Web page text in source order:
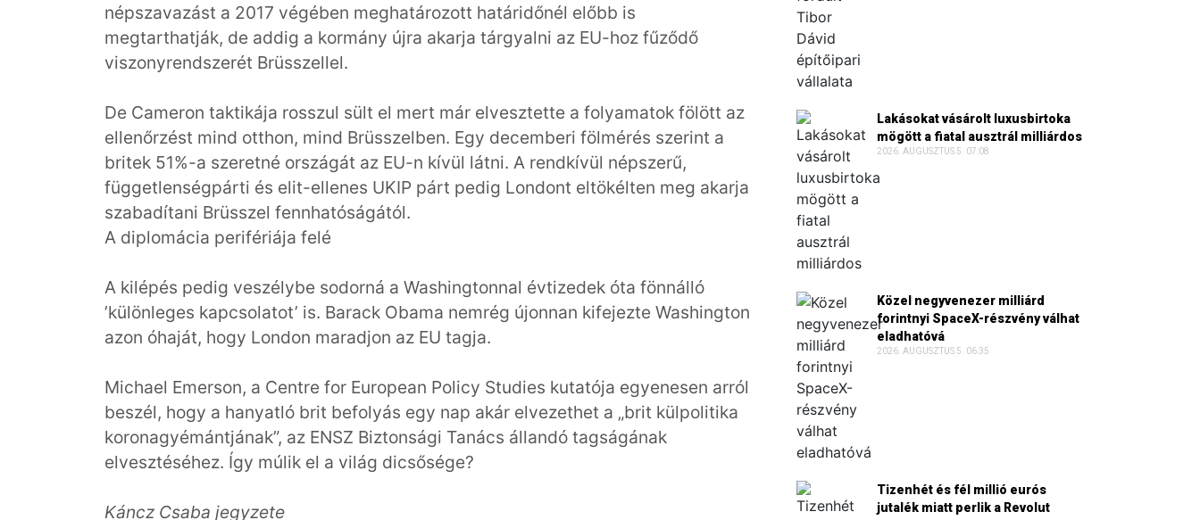
népszavazást a 2017 végében meghatározott határidőnél előbb is
megtarthatják, de addig a kormány újra akarja tárgyalni az EU-hoz fűződő
viszonyrendszerét Brüsszellel.
De Cameron taktikája rosszul sült el mert már elvesztette a folyamatok fölött az
ellenőrzést mind otthon, mind Brüsszelben. Egy decemberi fölmérés szerint a
britek 51%-a szeretné országát az EU-n kívül látni. A rendkívül népszerű,
függetlenségpárti és elit-ellenes UKIP párt pedig Londont eltökélten meg akarja
szabadítani Brüsszel fennhatóságától.
A diplomácia perifériája felé
A kilépés pedig veszélybe sodorná a Washingtonnal évtizedek óta fönnálló
’különleges kapcsolatot’ is. Barack Obama nemrég újonnan kifejezte Washington
azon óhaját, hogy London maradjon az EU tagja.
Michael Emerson, a Centre for European Policy Studies kutatója egyenesen arról
beszél, hogy a hanyatló brit befolyás egy nap akár elvezethet a „brit külpolitika
koronagyémántjának”, az ENSZ Biztonsági Tanács állandó tagságának
elvesztéséhez. Így múlik el a világ dicsősége?
Káncz Csaba jegyzete
Lakásokat vásárolt luxusbirtoka
mögött a fiatal ausztrál milliárdos
2026. AUGUSZTUS 5. 07:08
Közel negyvenezer milliárd
forintnyi SpaceX-részvény válhat
eladhatóvá
2026. AUGUSZTUS 5. 06:35
Tizenhét és fél millió eurós
jutalék miatt perlik a Revolut